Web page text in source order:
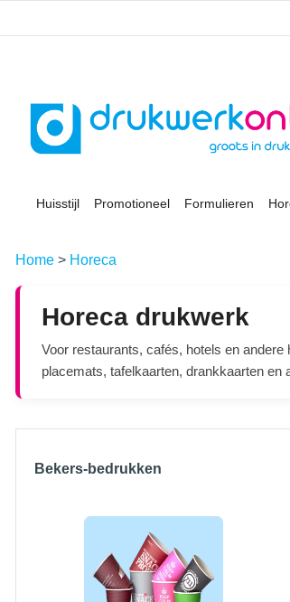
Huisstijl Promotioneel Formulieren
Home > Horeca
Horeca drukwerk
Voor restaurants, cafés, hotels en
placemats, tafelkaarten, drankkaarten
Bekers-bedrukken